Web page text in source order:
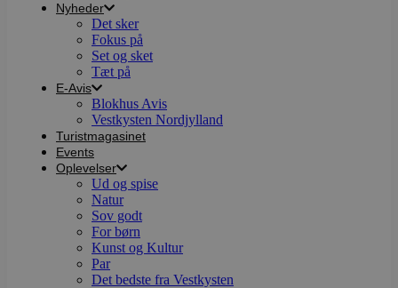
Nyheder
Det sker
Fokus på
Set og sket
Tæt på
E-Avis
Blokhus Avis
Vestkysten Nordjylland
Turistmagasinet
Events
Oplevelser
Ud og spise
Natur
Sov godt
For børn
Kunst og Kultur
Par
Det bedste fra Vestkysten